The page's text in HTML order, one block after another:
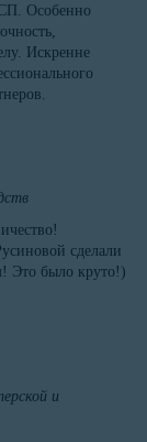
Особенно
Искренне
сделали
Это было круто!)
и